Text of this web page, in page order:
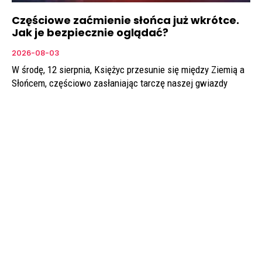
Częściowe zaćmienie słońca już wkrótce.
Jak je bezpiecznie oglądać?
2026-08-03
W środę, 12 sierpnia, Księżyc przesunie się między Ziemią a
Słońcem, częściowo zasłaniając tarczę naszej gwiazdy